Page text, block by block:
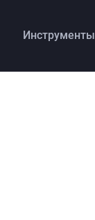
Инструменты